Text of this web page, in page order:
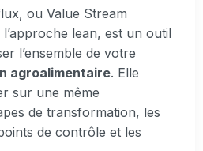
ou Value Stream
lean, est un outil
l’ensemble de votre
agroalimentaire. Elle
sur une même
de transformation, les
de contrôle et les